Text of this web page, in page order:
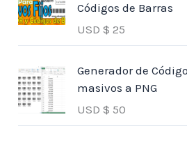
Códigos de Barras
USD $ 25
Generador de
masivos a PNG
USD $ 50